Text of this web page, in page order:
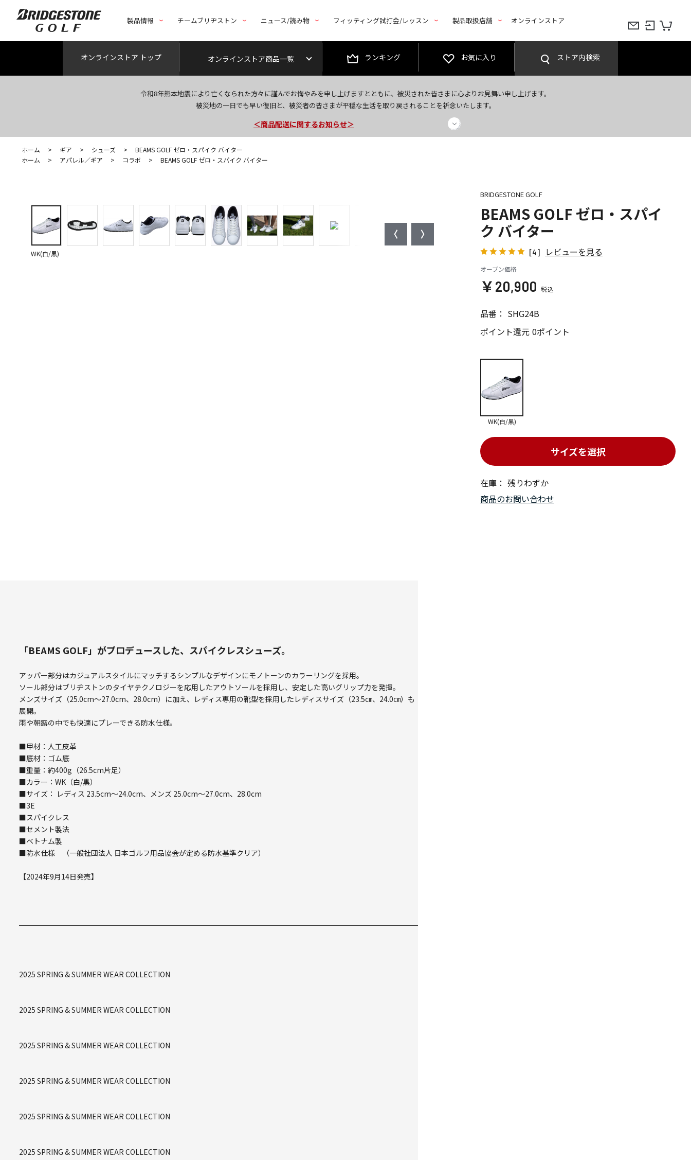
製品情報 チームブリヂストン ニュース/読み物 フィッティング試打会/レッスン 製品取扱店舗 オンラインストア
オンラインストア トップ オンラインストア商品一覧 ランキング お気に入り ストア内検索
令和8年熊本地震により亡くなられた方々に謹んでお悔やみを申し上げますとともに、被災された皆さまに心よりお見舞い申し上げます。
被災地の一日でも早い復旧と、被災者の皆さまが平穏な生活を取り戻されることを祈念いたします。
今なら新規会員登録で1,000円OFFクーポンプレゼント！
＜商品配送に関するお知らせ＞
＜夏季休暇中のご注文・発送・お問い合わせ＞
ホーム > ギア > シューズ >
BEAMS GOLF ゼロ・スパイク バイター
ホーム
> アパレル／ギア > コラボ > BEAMS GOLF ゼロ・スパイク バイター
WK(白/黒)
BRIDGESTONE GOLF
BEAMS GOLF ゼロ・スパイ
ク バイター
[4] レビューを見る
オープン価格
￥20,900
品番： SHG24B
ポイント還元 0ポイント
在庫： 残りわずか
サイズを選択
WK(白/黒)
商品のお問い合わせ
「BEAMS GOLF」がプロデュースした、スパイクレスシューズ。
アッパー部分はカジュアルスタイルにマッチするシンプルなデザインにモノトーンのカラーリングを採用。
ソール部分はブリヂストンのタイヤテクノロジーを応用したアウトソールを採用し、安定した高いグリップ力を発揮。
メンズサイズ（25.0cm～27.0cm、28.0cm）に加え、レディス専用の靴型を採用したレディスサイズ（23.5㎝、24.0㎝）も
展開。
雨や朝露の中でも快適にプレーできる防水仕様。
■甲材：人工皮革
■底材：ゴム底
■重量：約400g（26.5cm片足）
■カラー：WK（白/黒）
■サイズ： レディス 23.5cm～24.0cm、メンズ 25.0cm～27.0cm、28.0cm
■3E
■スパイクレス
■セメント製法
■ベトナム製
■防水仕様 （一般社団法人 日本ゴルフ用品協会が定める防水基準クリア）
【2024年9月14日発売】
2025 SPRING & SUMMER WEAR COLLECTION
2025 SPRING & SUMMER WEAR COLLECTION
2025 SPRING & SUMMER WEAR COLLECTION
2025 SPRING & SUMMER WEAR COLLECTION
2025 SPRING & SUMMER WEAR COLLECTION
2025 SPRING & SUMMER WEAR COLLECTION